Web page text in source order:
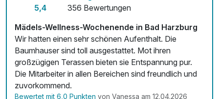
Kostenloses W-LAN
Mit Hotelbar
5,4
356 Bewertungen
Mädels-Wellness-Wochenende in Bad Harzburg
Wir hatten einen sehr schönen Aufenthalt. Die
Baumhauser sind toll ausgestattet. Mot ihren
großzügigen Terassen bieten sie Entspannung pur.
Die Mitarbeiter in allen Bereichen sind freundlich und
zuvorkommend.
Bewertet mit 6,0 Punkten von Vanessa am 12.04.2026